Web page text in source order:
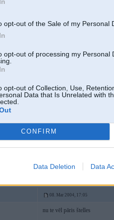
opt-out of the Sale of my Personal
opt-out of processing my Personal
opt-out of Collection, Use,
Data that Is Unrelated with
CONFIRM
Data Deletion Data
Nu, to Maybach varēja arī
08. Mar 2004, 17:05
nu te vēl pāris štelles